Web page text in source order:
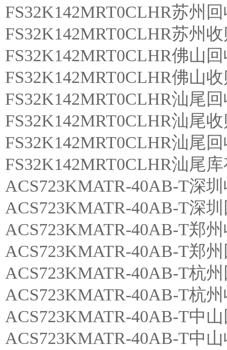
FS32K142MRT0CLHR苏州
FS32K142MRT0CLHR苏州
FS32K142MRT0CLHR佛山
FS32K142MRT0CLHR佛山
FS32K142MRT0CLHR汕尾
FS32K142MRT0CLHR汕尾
FS32K142MRT0CLHR汕尾
FS32K142MRT0CLHR汕尾
ACS723KMATR-40AB-T深
ACS723KMATR-40AB-T深
ACS723KMATR-40AB-T郑
ACS723KMATR-40AB-T郑
ACS723KMATR-40AB-T杭
ACS723KMATR-40AB-T杭
ACS723KMATR-40AB-T中
ACS723KMATR-40AB-T中